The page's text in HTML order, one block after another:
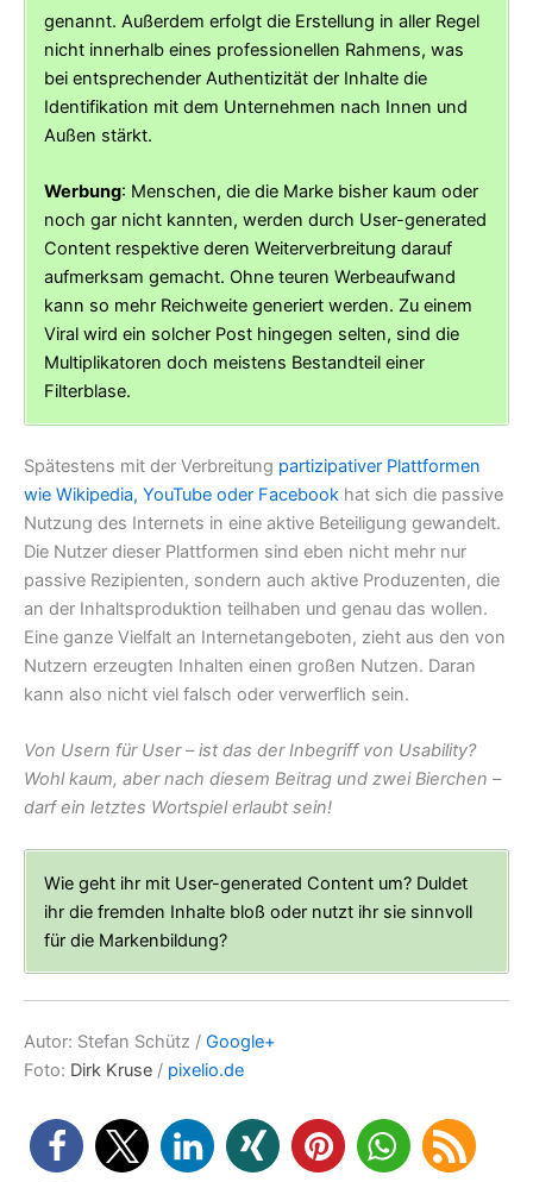
genannt. Außerdem erfolgt die Erstellung in aller Regel
nicht innerhalb eines professionellen Rahmens, was
bei entsprechender Authentizität der Inhalte die
Identifikation mit dem Unternehmen nach Innen und
Außen stärkt.
Werbung: Menschen, die die Marke bisher kaum oder
noch gar nicht kannten, werden durch User-generated
Content respektive deren Weiterverbreitung darauf
aufmerksam gemacht. Ohne teuren Werbeaufwand
kann so mehr Reichweite generiert werden. Zu einem
Viral wird ein solcher Post hingegen selten, sind die
Multiplikatoren doch meistens Bestandteil einer
Filterblase.
Spätestens mit der Verbreitung partizipativer Plattformen
wie Wikipedia, YouTube oder Facebook hat sich die passive
Nutzung des Internets in eine aktive Beteiligung gewandelt.
Die Nutzer dieser Plattformen sind eben nicht mehr nur
passive Rezipienten, sondern auch aktive Produzenten, die
an der Inhaltsproduktion teilhaben und genau das wollen.
Eine ganze Vielfalt an Internetangeboten, zieht aus den von
Nutzern erzeugten Inhalten einen großen Nutzen. Daran
kann also nicht viel falsch oder verwerflich sein.
Von Usern für User – ist das der Inbegriff von Usability?
Wohl kaum, aber nach diesem Beitrag und zwei Bierchen –
darf ein letztes Wortspiel erlaubt sein!
Wie geht ihr mit User-generated Content um? Duldet
ihr die fremden Inhalte bloß oder nutzt ihr sie sinnvoll
für die Markenbildung?
Autor: Stefan Schütz / Google+
Foto: Dirk Kruse / pixelio.de